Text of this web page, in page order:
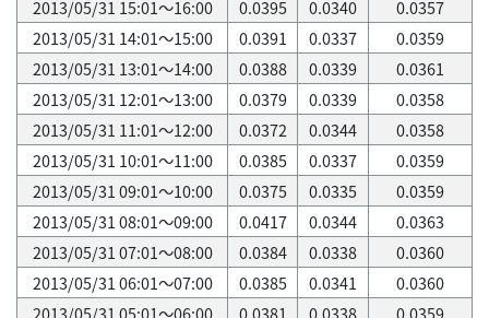
2013/05/31 15:01～16:00
0.0395 0.0340
0.0357
2013/05/31 14:01～15:00
0.0391 0.0337
0.0359
2013/05/31 13:01～14:00
0.0388 0.0339
0.0361
2013/05/31 12:01～13:00
0.0379 0.0339
0.0358
2013/05/31 11:01～12:00
0.0372 0.0344
0.0358
2013/05/31 10:01～11:00
0.0385 0.0337
0.0359
2013/05/31 09:01～10:00
0.0375 0.0335
0.0359
2013/05/31 08:01～09:00
0.0417 0.0344
0.0363
2013/05/31 07:01～08:00
0.0384 0.0338
0.0360
2013/05/31 06:01～07:00
0.0385 0.0341
0.0360
2013/05/31 05:01～06:00
0.0381 0.0338
0.0359